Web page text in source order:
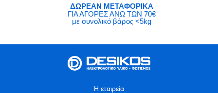
ΔΩΡΕΑΝ ΜΕΤΑΦΟΡΙΚΑ
ΓΙΑ ΑΓΟΡΕΣ ΑΝΩ ΤΩΝ 70€
με συνολικό βάρος <5kg
Η εταιρεία